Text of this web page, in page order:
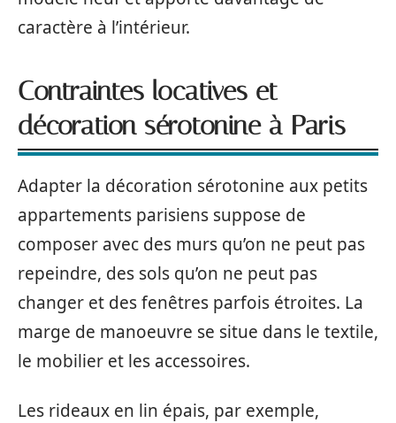
caractère à l’intérieur.
Contraintes locatives et
décoration sérotonine à Paris
Adapter la décoration sérotonine aux petits
appartements parisiens suppose de
composer avec des murs qu’on ne peut pas
repeindre, des sols qu’on ne peut pas
changer et des fenêtres parfois étroites. La
marge de manoeuvre se situe dans le textile,
le mobilier et les accessoires.
Les rideaux en lin épais, par exemple,